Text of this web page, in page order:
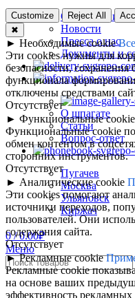
О компании
Новости
Пресса о нас
Документы и
О шпагате
Статьи
Вопрос-ответ
Пугачев
Москва
Ульяновск
Киржач
0/ 0.00₽
Меню
Customize Reject All
✖
► Необходимые cookie
Эти cookies нужны для
безопасности, сохранения
функционала
отключены средствами
Отсутствует
► Функциональные cookie
Функциональные cookie
обмен контентом в
сторонних инструментов.
Отсутствует
► Аналитические cookie
Эти cookies помогают
источники переходов,
пользователей. Они
содержания сайта.
Отсутствует
► Рекламные cookie
Рекламные cookie
на основе ваших
эффективность